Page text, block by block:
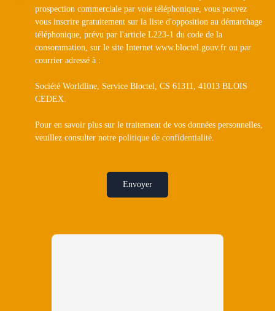
prospection commerciale par voie téléphonique, vous pouvez
vous inscrire gratuitement sur la liste d'opposition au démarchage
téléphonique, prévu par l'article L223-1 du code de la
consommation, sur le site Internet www.bloctel.gouv.fr ou par
courrier adressé à :
Société Worldline, Service Bloctel, CS 61311, 41013 BLOIS
CEDEX.
Pour en savoir plus sur le traitement de vos données personnelles,
veuillez consulter notre politique de confidentialité
Envoyer